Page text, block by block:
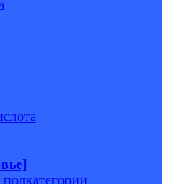
подкатегории